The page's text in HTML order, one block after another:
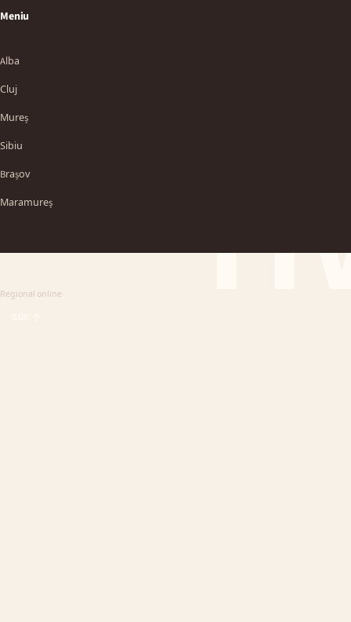
Meniu
Alba
Cluj
Mureș
Sibiu
Brașov
Maramureș
Regional online